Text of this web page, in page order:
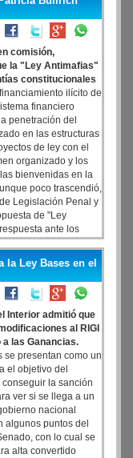
de la Presidencia,
y el PRO.
comisión,
la "Ley Antimafias"
constitucionales
ilícito de
financiero
penetración del
en las estructuras
de ley con el
organizado y los
bienvenidas en la
poco trascendió,
Legislación Penal y
de "Ley
ante los
y al crimen
de
Ley Bases en el
Interior admitió que
al RIGI
las Ganancias.
se presentan como un
el objetivo del
la sanción
ver si se llega a un
nacional
algunos puntos del
con lo cual se
alta convertido